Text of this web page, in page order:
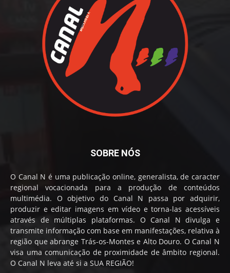
SOBRE NÓS
O Canal N é uma publicação online, generalista, de caracter
regional vocacionada para a produção de conteúdos
multimédia. O objetivo do Canal N passa por adquirir,
produzir e editar imagens em vídeo e torna-las acessíveis
através de múltiplas plataformas. O Canal N divulga e
transmite informação com base em manifestações, relativa à
região que abrange Trás-os-Montes e Alto Douro. O Canal N
visa uma comunicação de proximidade de âmbito regional.
O Canal N leva até si a SUA REGIÃO!